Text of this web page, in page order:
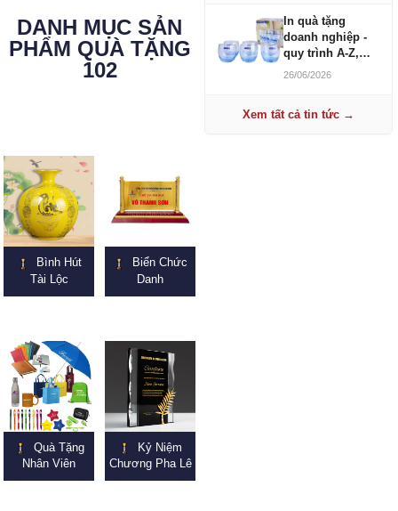
DANH MỤC SẢN
PHẨM QUÀ TẶNG
102
Bình Hút
Tài Lộc
Biển Chức
Danh
Quà Tặng
Nhân Viên
Kỷ Niệm
Chương Pha Lê
In quà tặng
doanh nghiệp -
quy trình A-Z,
báo giá và thời
26/06/2026
Xem tất cả tin tức →